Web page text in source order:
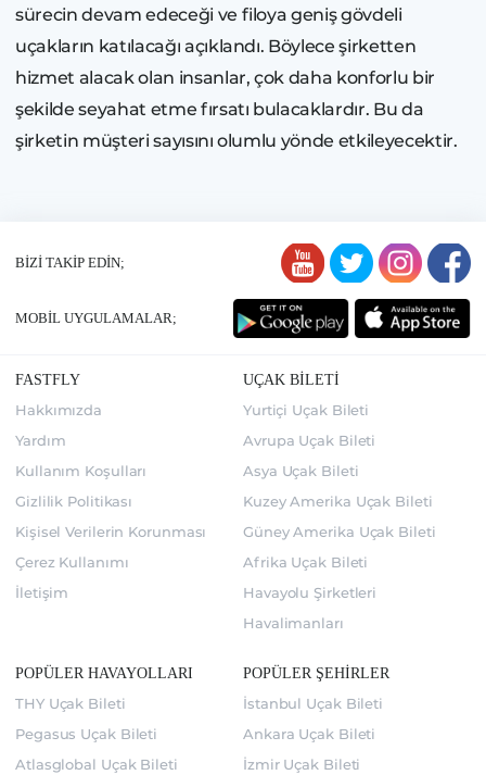
sürecin devam edeceği ve filoya geniş gövdeli
uçakların katılacağı açıklandı. Böylece şirketten
hizmet alacak olan insanlar, çok daha konforlu bir
şekilde seyahat etme fırsatı bulacaklardır. Bu da
şirketin müşteri sayısını olumlu yönde etkileyecektir.
BİZİ TAKİP EDİN;
MOBİL UYGULAMALAR;
FASTFLY
Hakkımızda
Yardım
Kullanım Koşulları
Gizlilik Politikası
Kişisel Verilerin Korunması
Çerez Kullanımı
İletişim
UÇAK BİLETİ
Yurtiçi Uçak Bileti
Avrupa Uçak Bileti
Asya Uçak Bileti
Kuzey Amerika Uçak Bileti
Güney Amerika Uçak Bileti
Afrika Uçak Bileti
Havayolu Şirketleri
Havalimanları
POPÜLER HAVAYOLLARI
THY Uçak Bileti
Pegasus Uçak Bileti
Atlasglobal Uçak Bileti
POPÜLER ŞEHİRLER
İstanbul Uçak Bileti
Ankara Uçak Bileti
İzmir Uçak Bileti